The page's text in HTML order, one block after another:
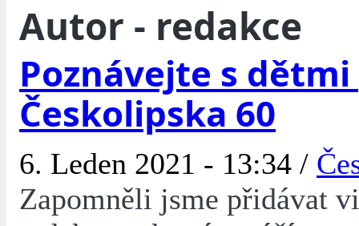
Autor - redakce
Poznávejte s
Českolipska 60
6. Leden 2021 - 13:34 /
Zapomněli jsme přidávat